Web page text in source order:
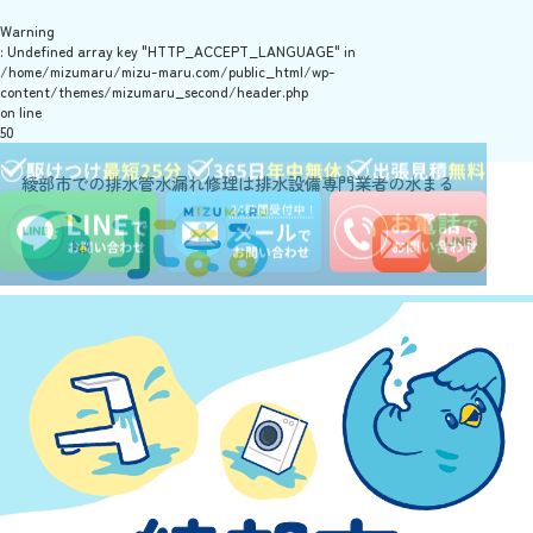
Warning
: Undefined array key "HTTP_ACCEPT_LANGUAGE" in
/home/mizumaru/mizu-maru.com/public_html/wp-
content/themes/mizumaru_second/header.php
on line
50
綾部市での排水管水漏れ修理は排水設備専門業者の水まる